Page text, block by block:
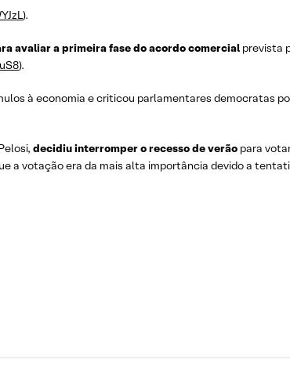
).
avaliar a primeira fase do acordo comercial prevista
).
à economia e criticou parlamentares democratas
decidiu interromper o recesso de verão para
a votação era da mais alta importância devido a